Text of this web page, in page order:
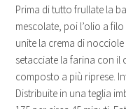
Prima di tutto frullate la
mescolate, poi l’olio a
unite la crema di
setacciate la farina con il
composto a più riprese.
Distribuite in una teglia